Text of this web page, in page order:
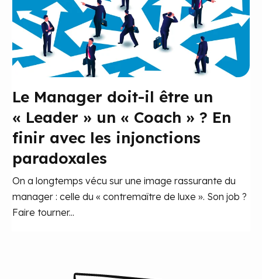
Le Manager doit-il être un
« Leader » un « Coach » ? En
finir avec les injonctions
paradoxales
On a longtemps vécu sur une image rassurante du
manager : celle du « contremaître de luxe ». Son job ?
Faire tourner...